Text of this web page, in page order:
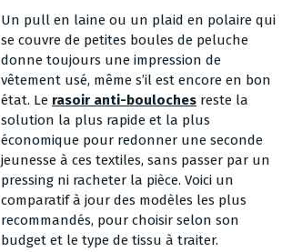
Un pull en laine ou un plaid en polaire qui
se couvre de petites boules de peluche
donne toujours une impression de
vêtement usé, même s’il est encore en bon
état. Le rasoir anti-bouloches reste la
solution la plus rapide et la plus
économique pour redonner une seconde
jeunesse à ces textiles, sans passer par un
pressing ni racheter la pièce. Voici un
comparatif à jour des modèles les plus
recommandés, pour choisir selon son
budget et le type de tissu à traiter.